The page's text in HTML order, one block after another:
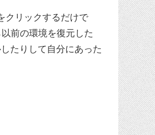
クリックするだけで
前の環境を復元した
たりして自分にあった